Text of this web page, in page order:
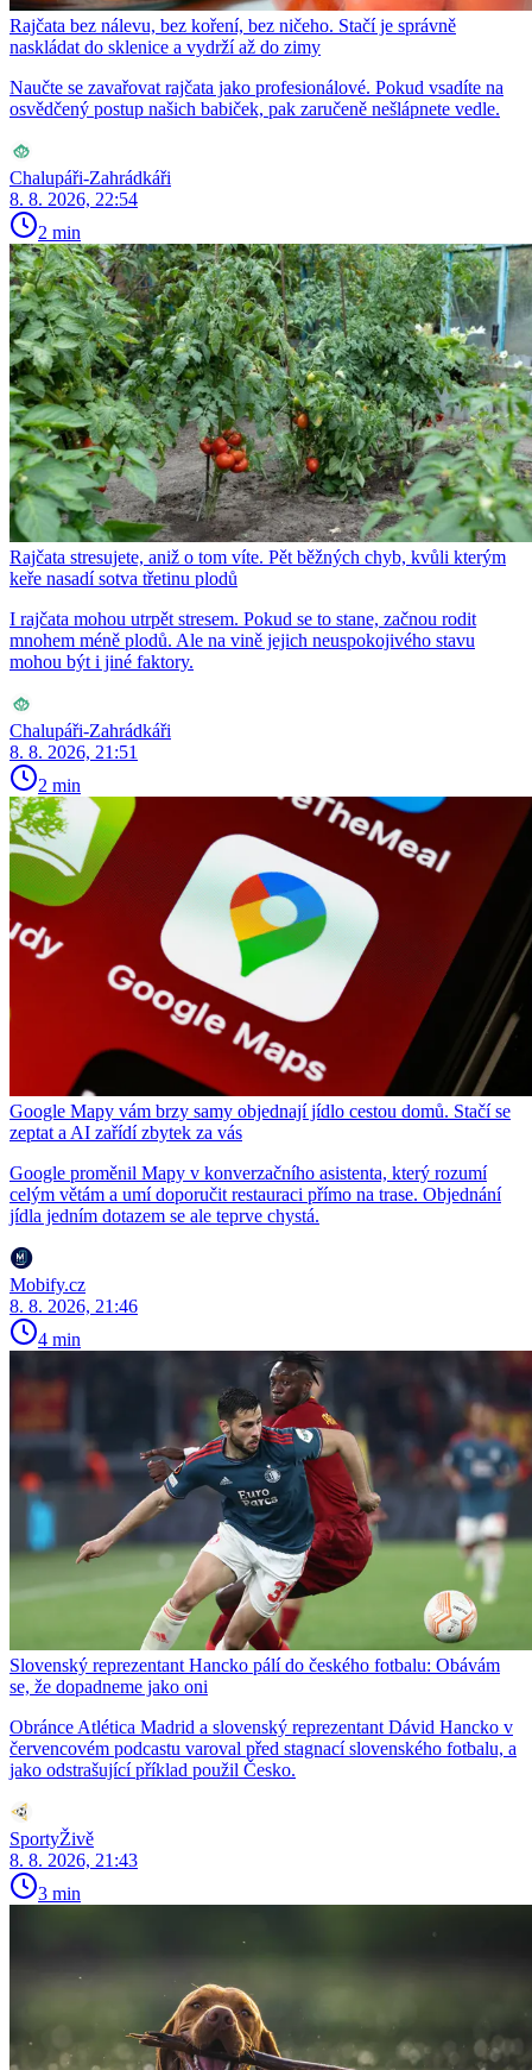
Rajčata bez nálevu, bez koření, bez ničeho. Stačí je správně
naskládat do sklenice a vydrží až do zimy
Naučte se zavařovat rajčata jako profesionálové. Pokud vsadíte na
osvědčený postup našich babiček, pak zaručeně nešlápnete vedle.
Chalupáři-Zahrádkáři
8. 8. 2026, 22:54
2 min
Rajčata stresujete, aniž o tom víte. Pět běžných chyb, kvůli kterým
keře nasadí sotva třetinu plodů
I rajčata mohou utrpět stresem. Pokud se to stane, začnou rodit
mnohem méně plodů. Ale na vině jejich neuspokojivého stavu
mohou být i jiné faktory.
Chalupáři-Zahrádkáři
8. 8. 2026, 21:51
2 min
Google Mapy vám brzy samy objednají jídlo cestou domů. Stačí se
zeptat a AI zařídí zbytek za vás
Google proměnil Mapy v konverzačního asistenta, který rozumí
celým větám a umí doporučit restauraci přímo na trase. Objednání
jídla jedním dotazem se ale teprve chystá.
Mobify.cz
8. 8. 2026, 21:46
4 min
Slovenský reprezentant Hancko pálí do českého fotbalu: Obávám
se, že dopadneme jako oni
Obránce Atlética Madrid a slovenský reprezentant Dávid Hancko v
červencovém podcastu varoval před stagnací slovenského fotbalu, a
jako odstrašující příklad použil Česko.
SportyŽivě
8. 8. 2026, 21:43
3 min